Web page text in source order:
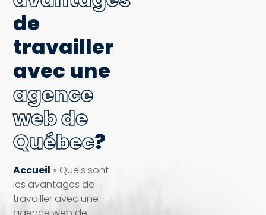
de
travailler
avec une
agence
web de
Québec?
Accueil » Quels sont
les avantages de
travailler avec une